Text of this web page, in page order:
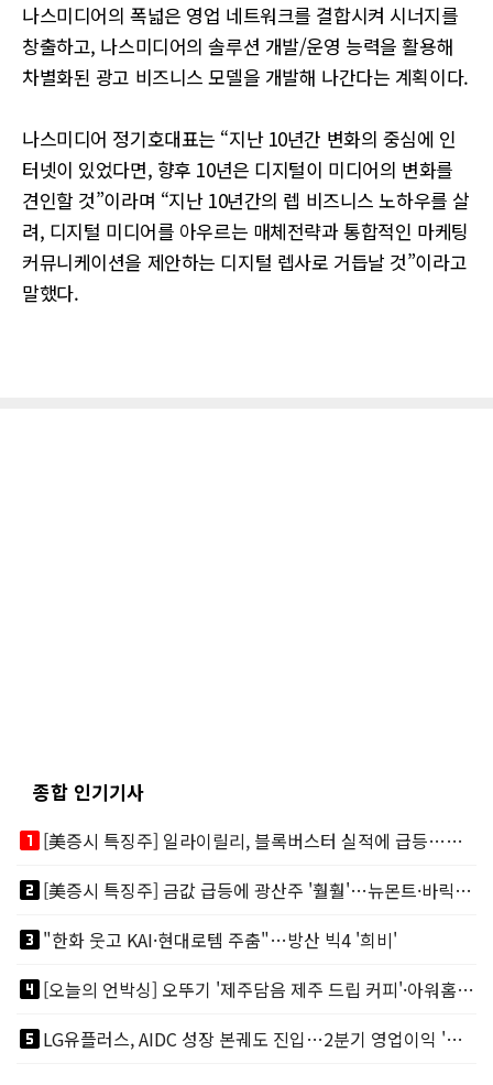
나스미디어의 폭넓은 영업 네트워크를 결합시켜 시너지를
창출하고, 나스미디어의 솔루션 개발/운영 능력을 활용해
차별화된 광고 비즈니스 모델을 개발해 나간다는 계획이다.
나스미디어 정기호대표는 “지난 10년간 변화의 중심에 인
터넷이 있었다면, 향후 10년은 디지털이 미디어의 변화를
견인할 것”이라며 “지난 10년간의 렙 비즈니스 노하우를 살
려, 디지털 미디어를 아우르는 매체전략과 통합적인 마케팅
커뮤니케이션을 제안하는 디지털 렙사로 거듭날 것”이라고
말했다.
종합 인기기사
looks_one
[美증시 특징주] 일라이릴리, 블록버스터 실적에 급등…마운자로 매출 폭발
looks_two
[美증시 특징주] 금값 급등에 광산주 '훨훨'…뉴몬트·바릭마이닝 주도
looks_3"한화 웃고 KAI·현대로템 주춤"…방산 빅4 '희비'
looks_4
[오늘의 언박싱] 오뚜기 '제주담음 제주 드립 커피'·아워홈 ‘갓석박지’ 外
looks_5
LG유플러스, AIDC 성장 본궤도 진입…2분기 영업이익 '역대 최대'